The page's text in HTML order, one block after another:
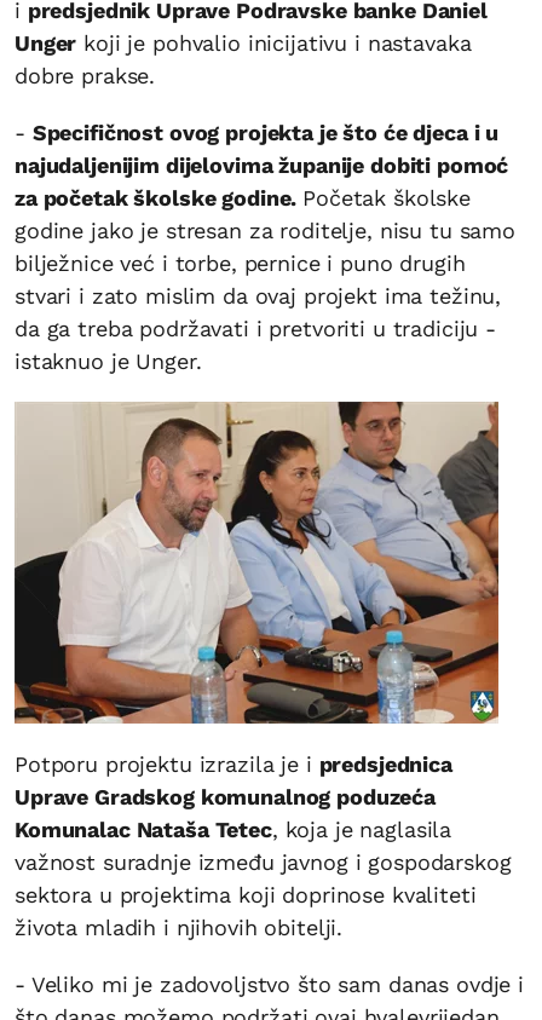
i predsjednik Uprave Podravske banke Daniel
Unger koji je pohvalio inicijativu i nastavaka
dobre prakse.
- Specifičnost ovog projekta je što će djeca i u
najudaljenijim dijelovima županije dobiti pomoć
za početak školske godine. Početak školske
godine jako je stresan za roditelje, nisu tu samo
bilježnice već i torbe, pernice i puno drugih
stvari i zato mislim da ovaj projekt ima težinu,
da ga treba podržavati i pretvoriti u tradiciju -
istaknuo je Unger.
Potporu projektu izrazila je i predsjednica
Uprave Gradskog komunalnog poduzeća
Komunalac Nataša Tetec, koja je naglasila
važnost suradnje između javnog i gospodarskog
sektora u projektima koji doprinose kvaliteti
života mladih i njihovih obitelji.
- Veliko mi je zadovoljstvo što sam danas ovdje i